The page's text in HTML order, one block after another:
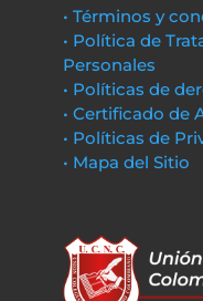
• Términos y
• Política de
Personales
• Políticas de
• Certificado de
• Políticas de
• Mapa del Sitio